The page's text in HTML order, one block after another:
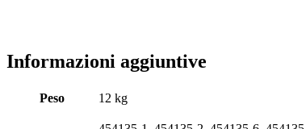
Informazioni aggiuntive
Peso 12 kg